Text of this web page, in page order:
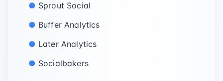
Sprout Social
Buffer Analytics
Later Analytics
Socialbakers